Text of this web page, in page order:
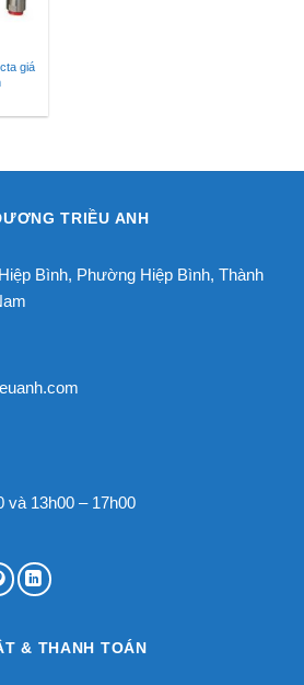
giá
TRIỀU ANH
Bình, Phường Hiệp Bình, Thành
và 13h00 – 17h00
& THANH TOÁN